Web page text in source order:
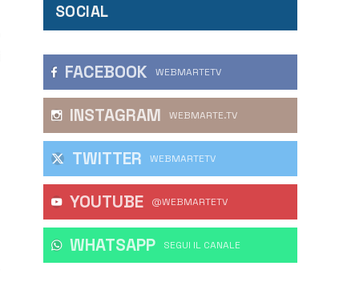
SOCIAL
FACEBOOK WEBMARTETV
INSTAGRAM WEBMARTE.TV
TWITTER WEBMARTETV
YOUTUBE @WEBMARTETV
WHATSAPP ‎SEGUI IL CANALE